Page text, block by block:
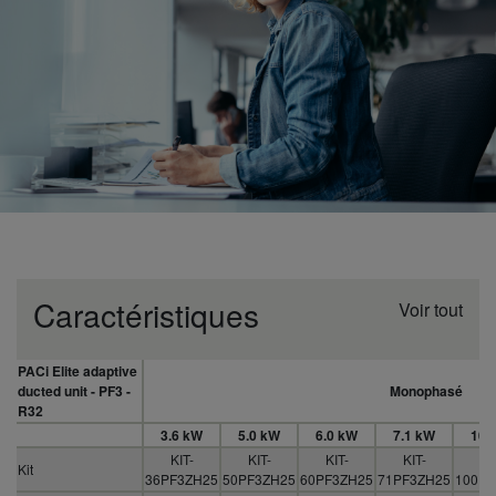
Caractéristiques Voir tout
PACi Elite adaptive
ducted unit - PF3 -
R32
Monophasé
3.6 kW 5.0 kW 6.0 kW 7.1 kW
Kit
KIT-
36PF3ZH25
KIT-
50PF3ZH25
KIT-
60PF3ZH25
KIT-
71PF3ZH25